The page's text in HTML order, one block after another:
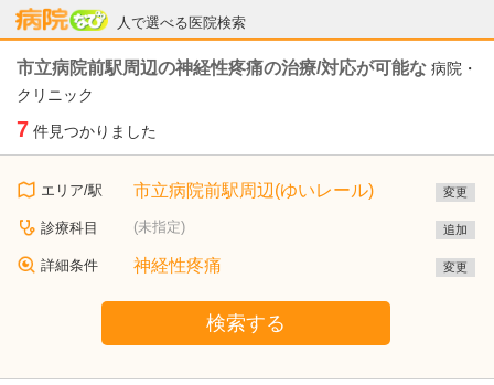
人で選べる医院検索
病院なび
市立病院前駅周辺の神経性疼痛の治療/対応が可能な 病院・
クリニック
7 件見つかりました
エリア/駅 市立病院前駅周辺(ゆいレール) 変更
診療科目 (未指定) 追加
詳細条件 神経性疼痛 変更
検索する